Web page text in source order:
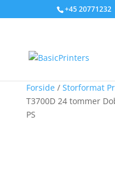
+45 20771232
Forside/ Storformat
T3700D 24 tommer
PS